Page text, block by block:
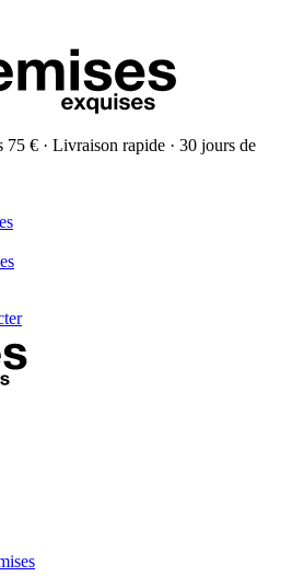
€ · Livraison rapide · 30 jours de